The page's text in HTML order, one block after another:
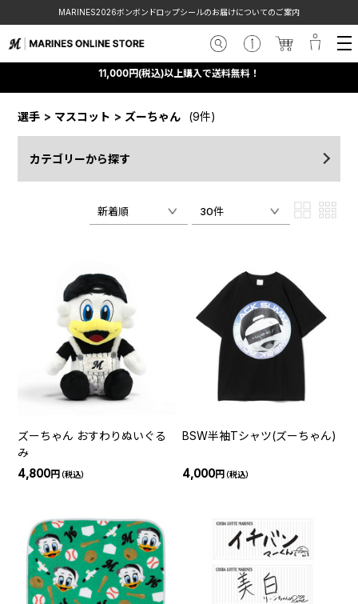
MARINES2026ボンボンドロップシールのお届けについてのご案内
11,000円(税込)以上購入で送料無料！
選手 > マスコット > ズーちゃん (9件)
カテゴリーから探す
新着順 30件
ズーちゃん おすわりぬいぐる
み
4,800円（税込）
BSW半袖Tシャツ(ズーちゃん)
4,000円（税込）